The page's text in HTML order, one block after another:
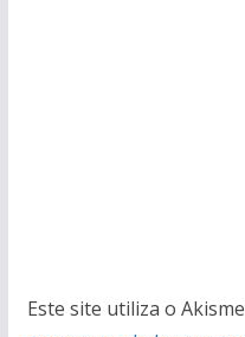
Este site utiliza o